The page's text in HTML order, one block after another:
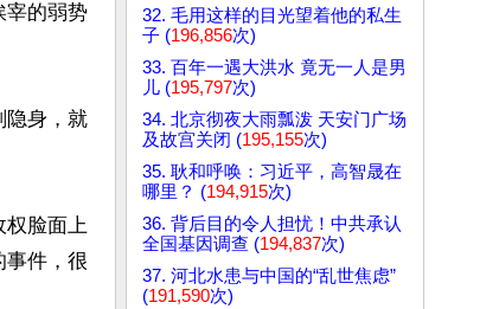
宰的弱势
隐身，就
权脸面上
事件，很
32. 毛用这样的目光望着他的私生
子 (196,856次)
33. 百年一遇大洪水 竟无一人是男
儿 (195,797次)
34. 北京彻夜大雨瓢泼 天安门广场
及故宫关闭 (195,155次)
35. 耿和呼唤：习近平，高智晟在
哪里？ (194,915次)
36. 背后目的令人担忧！中共承认
全国基因调查 (194,837次)
37. 河北水患与中国的“乱世焦虑”
(191,590次)